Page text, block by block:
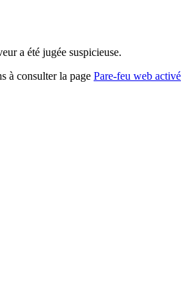
a été jugée suspicieuse.
à consulter la page Pare-feu web activé